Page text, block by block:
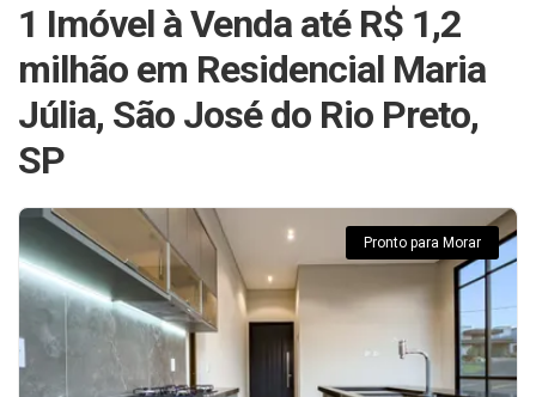
1 Imóvel à Venda até R$ 1,2
milhão em Residencial Maria
Júlia, São José do Rio Preto,
SP
Pronto para Morar